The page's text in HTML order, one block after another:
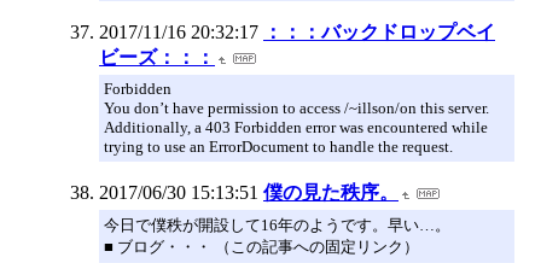
2017/11/16 20:32:17
：：：バックドロップベイ
ビーズ：：：
Forbidden
You don’t have permission to access /~illson/on this server.
Additionally, a 403 Forbidden error was encountered while
trying to use an ErrorDocument to handle the request.
2017/06/30 15:13:51 僕の見た秩序。
今日で僕秩が開設して16年のようです。早い…。
■ ブログ・・・ （この記事への固定リンク）